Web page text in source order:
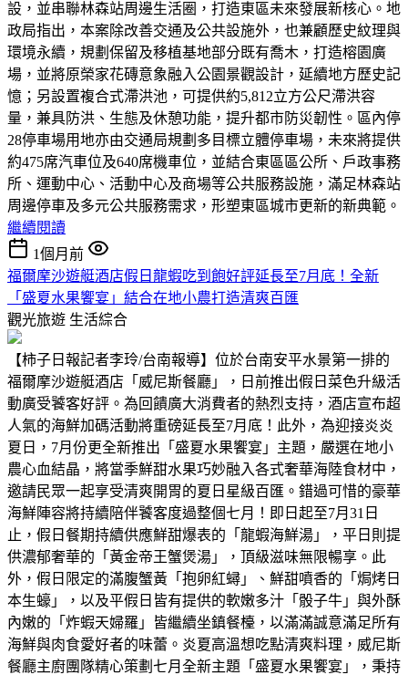
設，並串聯林森站周邊生活圈，打造東區未來發展新核心。地
政局指出，本案除改善交通及公共設施外，也兼顧歷史紋理與
環境永續，規劃保留及移植基地部分既有喬木，打造榕園廣
場，並將原榮家花磚意象融入公園景觀設計，延續地方歷史記
憶；另設置複合式滯洪池，可提供約5,812立方公尺滯洪容
量，兼具防洪、生態及休憩功能，提升都市防災韌性。區內停
28停車場用地亦由交通局規劃多目標立體停車場，未來將提供
約475席汽車位及640席機車位，並結合東區區公所、戶政事務
所、運動中心、活動中心及商場等公共服務設施，滿足林森站
周邊停車及多元公共服務需求，形塑東區城市更新的新典範。
繼續閱讀
1個月前
福爾摩沙遊艇酒店假日龍蝦吃到飽好評延長至7月底！全新
「盛夏水果饗宴」結合在地小農打造清爽百匯
觀光旅遊 生活綜合
【柿子日報記者李玲/台南報導】位於台南安平水景第一排的
福爾摩沙遊艇酒店「威尼斯餐廳」，日前推出假日菜色升級活
動廣受饕客好評。為回饋廣大消費者的熱烈支持，酒店宣布超
人氣的海鮮加碼活動將重磅延長至7月底！此外，為迎接炎炎
夏日，7月份更全新推出「盛夏水果饗宴」主題，嚴選在地小
農心血結晶，將當季鮮甜水果巧妙融入各式奢華海陸食材中，
邀請民眾一起享受清爽開胃的夏日星級百匯。錯過可惜的豪華
海鮮陣容將持續陪伴饕客度過整個七月！即日起至7月31日
止，假日餐期持續供應鮮甜爆表的「龍蝦海鮮湯」，平日則提
供濃郁奢華的「黃金帝王蟹煲湯」，頂級滋味無限暢享。此
外，假日限定的滿腹蟹黃「抱卵紅蟳」、鮮甜噴香的「焗烤日
本生蠔」，以及平假日皆有提供的軟嫩多汁「骰子牛」與外酥
內嫩的「炸蝦天婦羅」皆繼續坐鎮餐檯，以滿滿誠意滿足所有
海鮮與肉食愛好者的味蕾。炎夏高溫想吃點清爽料理，威尼斯
餐廳主廚團隊精心策劃七月全新主題「盛夏水果饗宴」，秉持